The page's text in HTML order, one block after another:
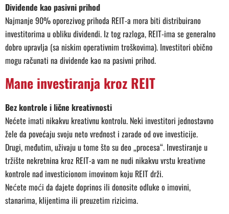
Dividende kao pasivni prihod
Najmanje 90% oporezivog prihoda REIT-a mora biti distribuirano
investitorima u obliku dividendi. Iz tog razloga, REIT-ima se generalno
dobro upravlja (sa niskim operativnim troškovima). Investitori obično
mogu računati na dividende kao na pasivni prihod.
Mane investiranja kroz REIT
Bez kontrole i lične kreativnosti
Nećete imati nikakvu kreativnu kontrolu. Neki investitori jednostavno
žele da povećaju svoju neto vrednost i zarade od ove investicije.
Drugi, međutim, uživaju u tome što su deo „procesa“. Investiranje u
tržište nekretnina kroz REIT-a vam ne nudi nikakvu vrstu kreativne
kontrole nad investicionom imovinom koju REIT drži.
Nećete moći da dajete doprinos ili donosite odluke o imovini,
stanarima, klijentima ili preuzetim rizicima.